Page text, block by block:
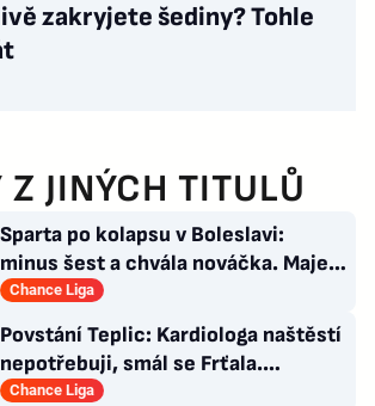
zakryjete šediny? Tohle
JINÝCH TITULŮ
Sparta po kolapsu v Boleslavi:
minus šest a chvála nováčka. Majer
má silnou zbraň
Chance Liga
Povstání Teplic: Kardiologa naštěstí
nepotřebuji, smál se Frťala.
Promluvil o zájmu Plzně
Chance Liga